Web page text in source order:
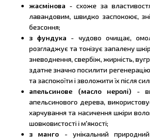
жасмінова - схоже за
лавандовим, швидко заспокоює,
безсоння;
з фундука - чудово очищає,
розгладжує та тонізує запалену
зневоднення, свербіж, жирність,
здатне значно посилити
та заспокоїти і зволожити їх після
апельсинове (масло неролі) -
апельсинового дерева,
харчування та насичення шкіри
шовковистості і м'якості;
з манго - унікальний